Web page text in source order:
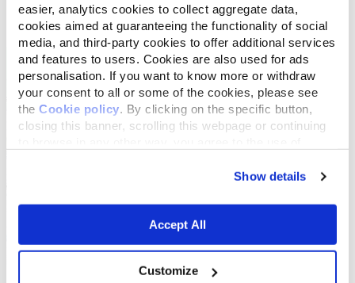
easier, analytics cookies to collect aggregate data,
cookies aimed at guaranteeing the functionality of social
media, and third-party cookies to offer additional services
and features to users. Cookies are also used for ads
personalisation. If you want to know more or withdraw
your consent to all or some of the cookies, please see
the Cookie policy. By clicking on the specific button,
closing this banner, scrolling this webpage or continuing
Show details
Accept All
Customize
Liste Carte